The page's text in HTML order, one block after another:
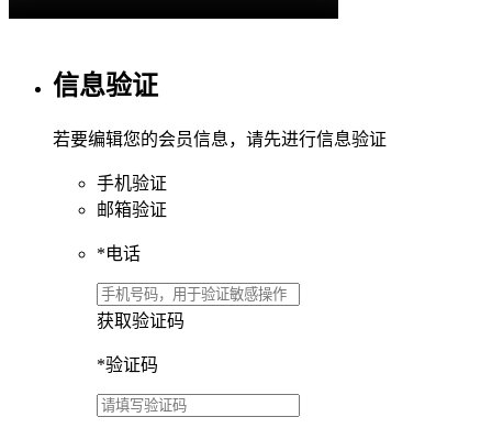
信息验证
若要编辑您的会员信息，请先进行信息验证
手机验证
邮箱验证
*电话
获取验证码
*验证码